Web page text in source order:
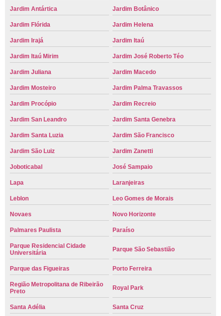
Jardim Antártica Jardim Botânico
Jardim Flórida Jardim Helena
Jardim Irajá Jardim Itaú
Jardim Itaú Mirim Jardim José Roberto Téo
Jardim Juliana Jardim Macedo
Jardim Mosteiro Jardim Palma Travassos
Jardim Procópio Jardim Recreio
Jardim San Leandro Jardim Santa Genebra
Jardim Santa Luzia Jardim São Francisco
Jardim São Luiz Jardim Zanetti
Joboticabal José Sampaio
Lapa Laranjeiras
Leblon Leo Gomes de Morais
Novaes Novo Horizonte
Palmares Paulista Paraíso
Parque Residencial Cidade
Universitária
Parque São Sebastião
Parque das Figueiras Porto Ferreira
Região Metropolitana de Ribeirão
Preto
Royal Park
Santa Adélia Santa Cruz